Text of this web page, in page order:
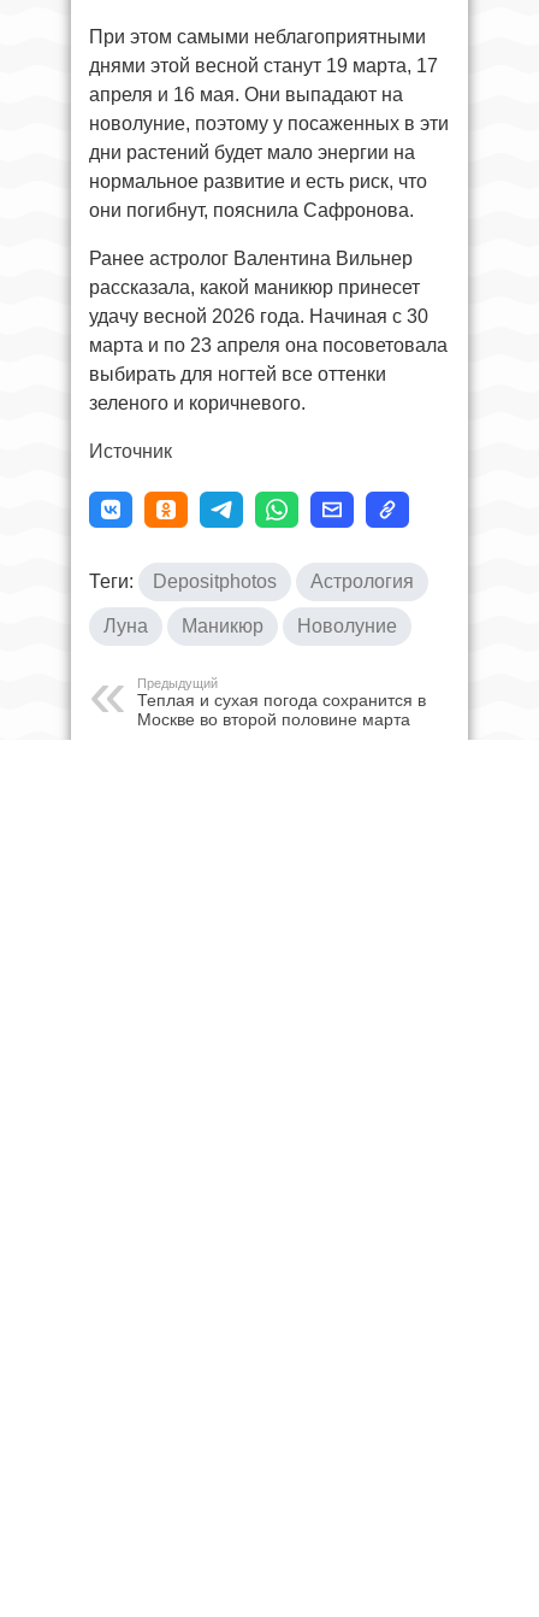
При этом самыми неблагоприятными
днями этой весной станут 19 марта, 17
апреля и 16 мая. Они выпадают на
новолуние, поэтому у посаженных в эти
дни растений будет мало энергии на
нормальное развитие и есть риск, что
они погибнут, пояснила Сафронова.
Ранее астролог Валентина Вильнер
рассказала, какой маникюр принесет
удачу весной 2026 года. Начиная с 30
марта и по 23 апреля она посоветовала
выбирать для ногтей все оттенки
зеленого и коричневого.
Источник
Теги: Depositphotos Астрология
Луна Маникюр Новолуние
Предыдущий
Теплая и сухая погода сохранится в
Москве во второй половине марта